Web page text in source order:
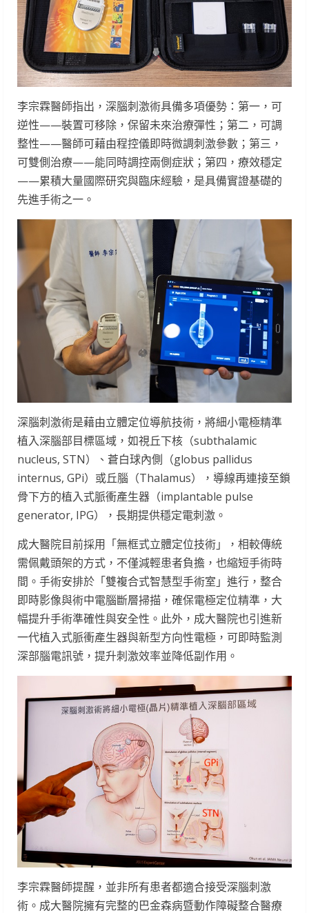
李宗霖醫師指出，深腦刺激術具備多項優勢：第一，可
逆性——裝置可移除，保留未來治療彈性；第二，可調
整性——醫師可藉由程控儀即時微調刺激參數；第三，
可雙側治療——能同時調控兩側症狀；第四，療效穩定
——累積大量國際研究與臨床經驗，是具備實證基礎的
先進手術之一。
深腦刺激術是藉由立體定位導航技術，將細小電極精準
植入深腦部目標區域，如視丘下核（subthalamic
nucleus, STN）、蒼白球內側（globus pallidus
internus, GPi）或丘腦（Thalamus），導線再連接至鎖
骨下方的植入式脈衝產生器（implantable pulse
generator, IPG），長期提供穩定電刺激。
成大醫院目前採用「無框式立體定位技術」，相較傳統
需佩戴頭架的方式，不僅減輕患者負擔，也縮短手術時
間。手術安排於「雙複合式智慧型手術室」進行，整合
即時影像與術中電腦斷層掃描，確保電極定位精準，大
幅提升手術準確性與安全性。此外，成大醫院也引進新
一代植入式脈衝產生器與新型方向性電極，可即時監測
深部腦電訊號，提升刺激效率並降低副作用。
李宗霖醫師提醒，並非所有患者都適合接受深腦刺激
術。成大醫院擁有完整的巴金森病暨動作障礙整合醫療